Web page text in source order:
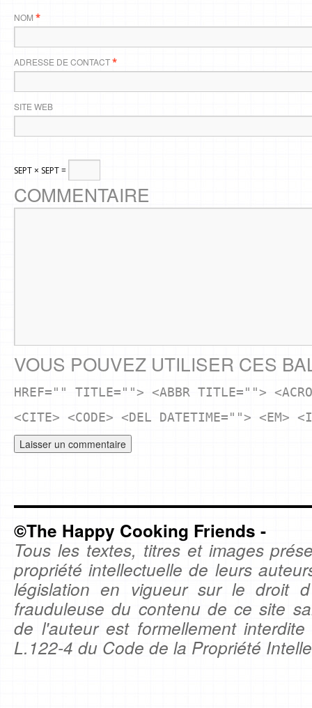
NOM *
ADRESSE DE CONTACT*
SITE WEB
SEPT × SEPT =
COMMENTAIRE
VOUS POUVEZ UTILISER CES
HREF="" TITLE=""> <ABBR TITLE="">
<CITE> <CODE> <DEL DATETIME=""> <EM>
©The Happy Cooking Friends -
Tous les textes, titres et images
propriété intellectuelle de leurs
législation en vigueur sur le droit
frauduleuse du contenu de ce site
de l'auteur est formellement
L.122-4 du Code de la Propriété